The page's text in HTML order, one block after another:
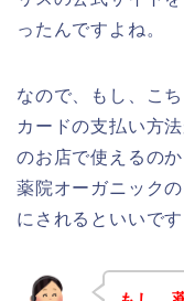
ったんですよね。
なので、もし、こ
カードの支払い方
のお店で使えるの
薬院オーガニック
にされるといいです